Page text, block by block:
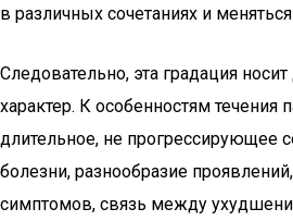
в различных сочетаниях и
Следовательно, эта градация
характер. К особенностям течения
длительное, не прогрессирующее
болезни, разнообразие
симптомов, связь между